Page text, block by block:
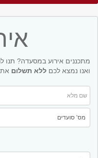
מתכננים אירוע במסעדה? תנו
ואנו נמצא לכם ללא תשלום את